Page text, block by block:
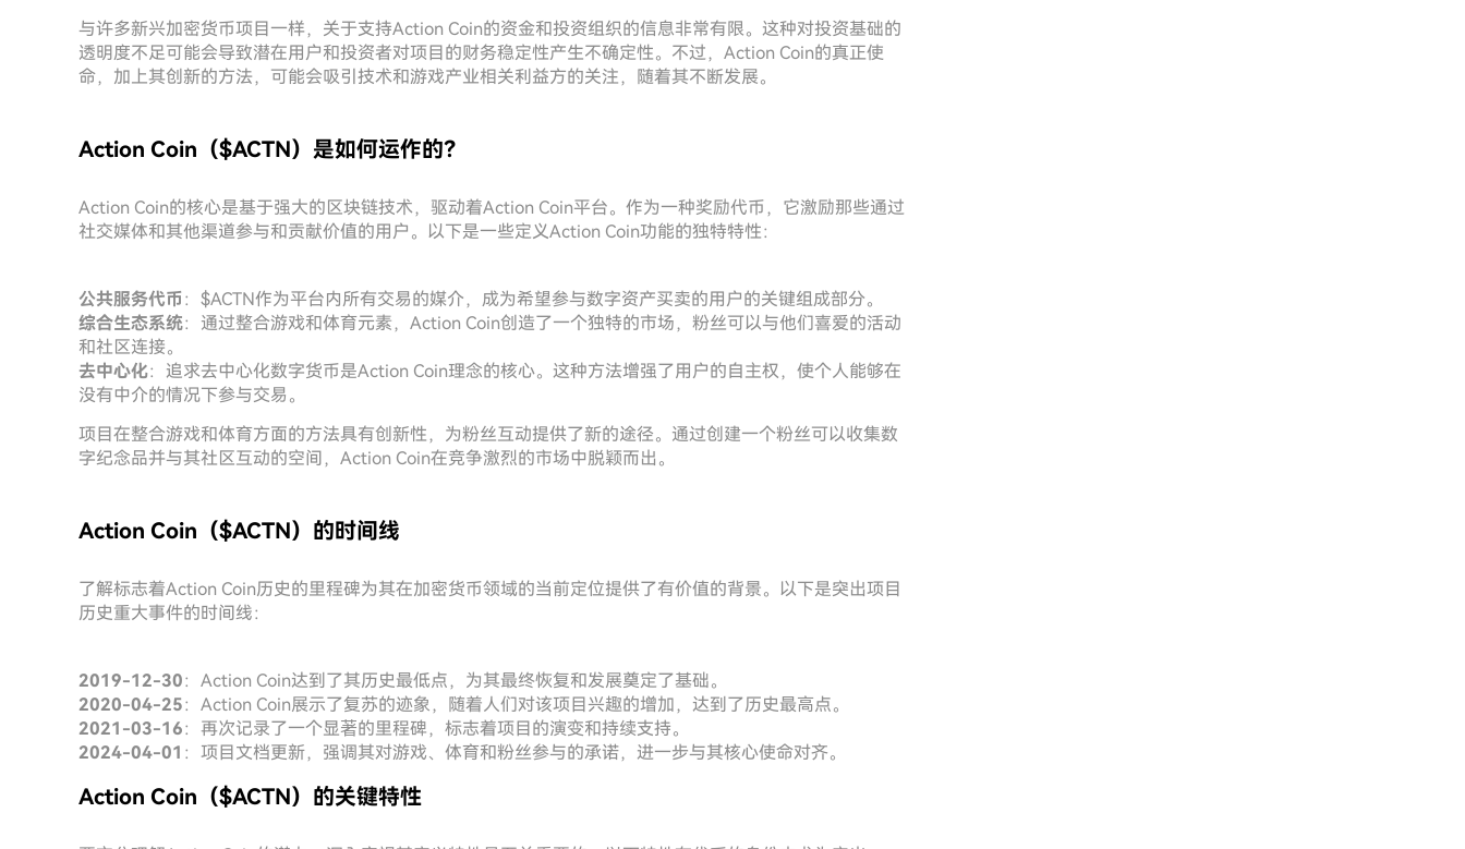
与许多新兴加密货币项目一样，关于支持Action Coin的资金和投资组织的信息非常有限。这种对投资基础的
透明度不足可能会导致潜在用户和投资者对项目的财务稳定性产生不确定性。不过，Action Coin的真正使
命，加上其创新的方法，可能会吸引技术和游戏产业相关利益方的关注，随着其不断发展。
Action Coin（$ACTN）是如何运作的？
Action Coin的核心是基于强大的区块链技术，驱动着Action Coin平台。作为一种奖励代币，它激励那些通过
社交媒体和其他渠道参与和贡献价值的用户。以下是一些定义Action Coin功能的独特特性：
公共服务代币：$ACTN作为平台内所有交易的媒介，成为希望参与数字资产买卖的用户的关键组成部分。
综合生态系统：通过整合游戏和体育元素，Action Coin创造了一个独特的市场，粉丝可以与他们喜爱的活动
和社区连接。
去中心化：追求去中心化数字货币是Action Coin理念的核心。这种方法增强了用户的自主权，使个人能够在
没有中介的情况下参与交易。
项目在整合游戏和体育方面的方法具有创新性，为粉丝互动提供了新的途径。通过创建一个粉丝可以收集数
字纪念品并与其社区互动的空间，Action Coin在竞争激烈的市场中脱颖而出。
Action Coin（$ACTN）的时间线
了解标志着Action Coin历史的里程碑为其在加密货币领域的当前定位提供了有价值的背景。以下是突出项目
历史重大事件的时间线：
2019-12-30：Action Coin达到了其历史最低点，为其最终恢复和发展奠定了基础。
2020-04-25：Action Coin展示了复苏的迹象，随着人们对该项目兴趣的增加，达到了历史最高点。
2021-03-16：再次记录了一个显著的里程碑，标志着项目的演变和持续支持。
2024-04-01 ：项目文档更新，强调其对游戏、体育和粉丝参与的承诺，进一步与其核心使命对齐。
Action Coin（$ACTN）的关键特性